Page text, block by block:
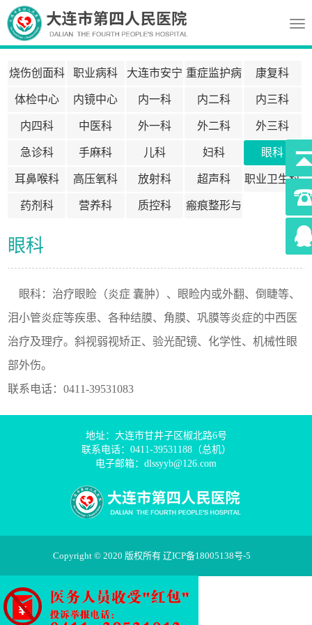
烧伤创面科 职业病科 大连市安宁
疗护中心
重症监护病
房ICU
康复科
体检中心 内镜中心 内一科 内二科 内三科
内四科 中医科 外一科 外二科 外三科
急诊科 手麻科 儿科 妇科 眼科
耳鼻喉科 高压氧科 放射科 超声科 职业卫生科
药剂科 营养科 质控科 瘢痕整形与
眼科
眼科：治疗眼睑（炎症 囊肿）、眼睑内或外翻、倒睫等、
泪小管炎症等疾患、各种结膜、角膜、巩膜等炎症的中西医
治疗及理疗。斜视弱视矫正、验光配镜、化学性、机械性眼
部外伤。
联系电话：0411-39531083
地址：大连市甘井子区椒北路6号
联系电话：0411-39531188（总机）
电子邮箱：dlssyyb@126.com
Copyright © 2020 版权所有 辽ICP备18005138号-5